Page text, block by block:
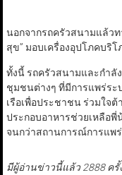
นอกจากรถครัวสนามแล้วท
สุข” มอบเครื่องอุปโภคบริ
ทั้งนี้ รถครัวสนามและกำลั
ชุมชนต่างๆ ที่มีการแพร่ระบ
เรือเพื่อประชาชน ร่วมใจต้
ประกอบอาหารช่วยเหลือ
จนกว่าสถานการณ์การแพ
มีผู้อ่านข่าวนี้แล้ว 2888 ครั้